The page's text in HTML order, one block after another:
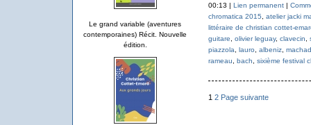
Le grand variable (aventures
contemporaines) Récit. Nouvelle
édition.
00:13 | Lien permanent|
chromatica 2015
atelier jacki
littéraire de christian cottet-
guitare
olivier leguay, clavecin
piazzola
lauro albeniz,
rameau
bach sixième festival
1 2 Page suivante